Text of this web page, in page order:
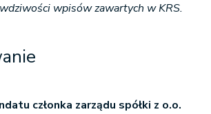
wpisów zawartych w KRS.
członka zarządu spółki z o.o.